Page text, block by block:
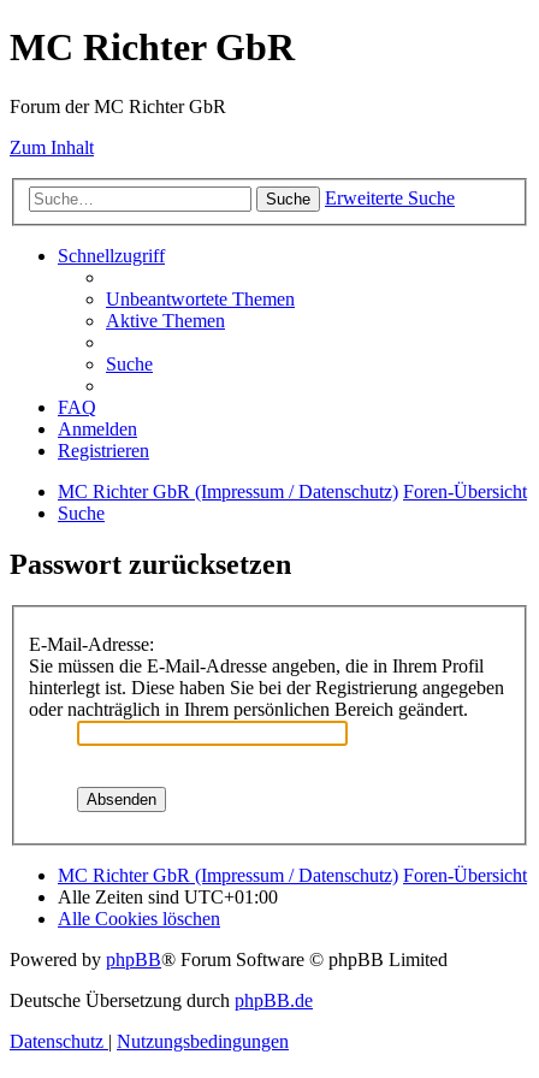
MC Richter GbR
Forum der MC Richter GbR
Zum Inhalt
Suche Erweiterte Suche
Schnellzugriff
Unbeantwortete Themen
Aktive Themen
Suche
FAQ
Anmelden
Registrieren
MC Richter GbR (Impressum / Datenschutz) Foren-Übersicht
Suche
Passwort zurücksetzen
E-Mail-Adresse:
Sie müssen die E-Mail-Adresse angeben, die in Ihrem Profil
hinterlegt ist. Diese haben Sie bei der Registrierung angegeben
oder nachträglich in Ihrem persönlichen Bereich geändert.
MC Richter GbR (Impressum / Datenschutz) Foren-Übersicht
Alle Zeiten sind UTC+01:00
Alle Cookies löschen
Powered by phpBB® Forum Software © phpBB Limited
Deutsche Übersetzung durch phpBB.de
Datenschutz | Nutzungsbedingungen